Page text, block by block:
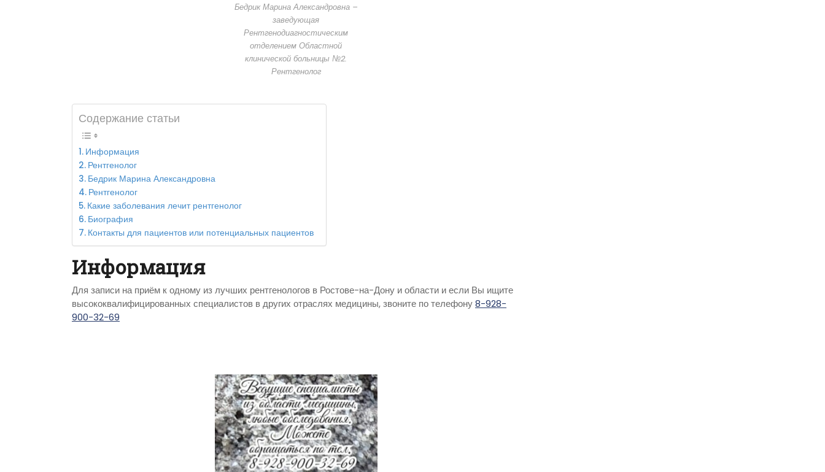
Бедрик Марина Александровна –
заведующая
Рентгенодиагностическим
отделением Областной
клинической больницы №2.
Рентгенолог
Содержание статьи
Информация
Рентгенолог
Бедрик Марина Александровна
Рентгенолог
Какие заболевания лечит рентгенолог
Биография
Контакты для пациентов или потенциальных пациентов
Информация
Для записи на приём к одному из лучших рентгенологов в Ростове-на-Дону и области и если Вы ищите
высококвалифицированных специалистов в других отраслях медицины, звоните по телефону8-928-
900-32-69